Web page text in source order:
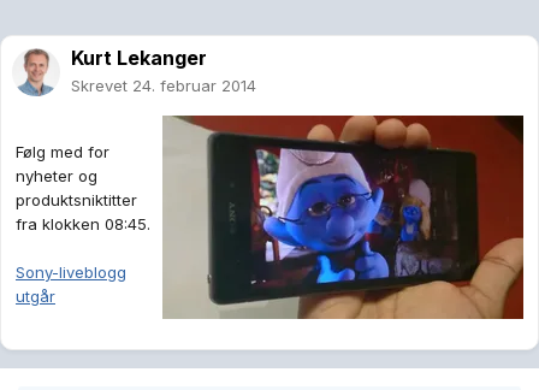
Kurt Lekanger
Skrevet 24. februar 2014
Følg med for
nyheter og
produktsniktitter
fra klokken 08:45.
Sony-liveblogg
utgår